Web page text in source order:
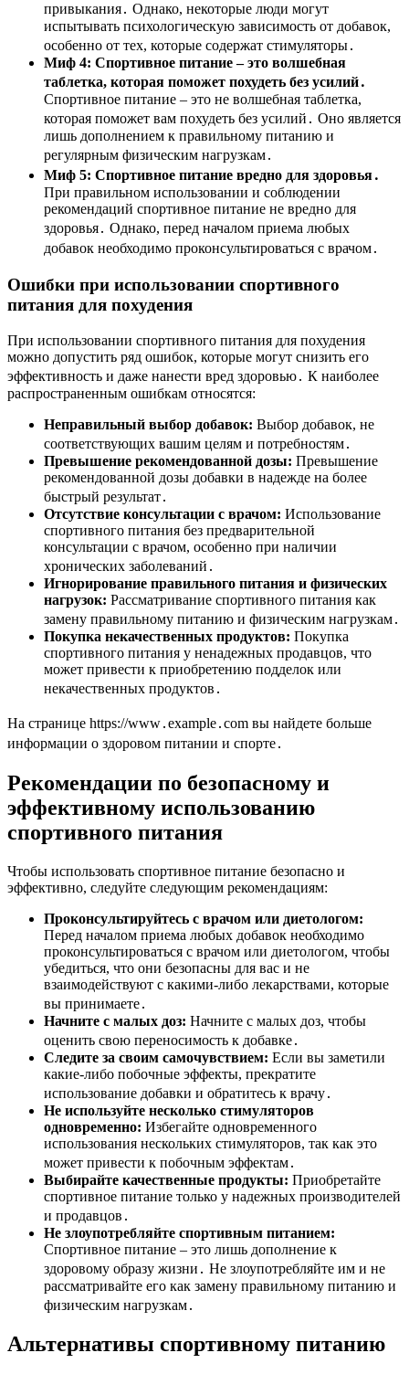
привыкания․ Однако, некоторые люди могут
испытывать психологическую зависимость от добавок,
особенно от тех, которые содержат стимуляторы․
Миф 4: Спортивное питание – это волшебная
таблетка, которая поможет похудеть без усилий․
Спортивное питание – это не волшебная таблетка,
которая поможет вам похудеть без усилий․ Оно является
лишь дополнением к правильному питанию и
регулярным физическим нагрузкам․
Миф 5: Спортивное питание вредно для здоровья․
При правильном использовании и соблюдении
рекомендаций спортивное питание не вредно для
здоровья․ Однако, перед началом приема любых
добавок необходимо проконсультироваться с врачом․
Ошибки при использовании спортивного
питания для похудения
При использовании спортивного питания для похудения
можно допустить ряд ошибок, которые могут снизить его
эффективность и даже нанести вред здоровью․ К наиболее
распространенным ошибкам относятся:
Неправильный выбор добавок: Выбор добавок, не
соответствующих вашим целям и потребностям․
Превышение рекомендованной дозы: Превышение
рекомендованной дозы добавки в надежде на более
быстрый результат․
Отсутствие консультации с врачом: Использование
спортивного питания без предварительной
консультации с врачом, особенно при наличии
хронических заболеваний․
Игнорирование правильного питания и физических
нагрузок: Рассматривание спортивного питания как
замену правильному питанию и физическим нагрузкам․
Покупка некачественных продуктов: Покупка
спортивного питания у ненадежных продавцов, что
может привести к приобретению подделок или
некачественных продуктов․
На странице https://www․example․com вы найдете больше
информации о здоровом питании и спорте․
Рекомендации по безопасному и
эффективному использованию
спортивного питания
Чтобы использовать спортивное питание безопасно и
эффективно, следуйте следующим рекомендациям:
Проконсультируйтесь с врачом или диетологом:
Перед началом приема любых добавок необходимо
проконсультироваться с врачом или диетологом, чтобы
убедиться, что они безопасны для вас и не
взаимодействуют с какими-либо лекарствами, которые
вы принимаете․
Начните с малых доз: Начните с малых доз, чтобы
оценить свою переносимость к добавке․
Следите за своим самочувствием: Если вы заметили
какие-либо побочные эффекты, прекратите
использование добавки и обратитесь к врачу․
Не используйте несколько стимуляторов
одновременно: Избегайте одновременного
использования нескольких стимуляторов, так как это
может привести к побочным эффектам․
Выбирайте качественные продукты: Приобретайте
спортивное питание только у надежных производителей
и продавцов․
Не злоупотребляйте спортивным питанием:
Спортивное питание – это лишь дополнение к
здоровому образу жизни․ Не злоупотребляйте им и не
рассматривайте его как замену правильному питанию и
физическим нагрузкам․
Альтернативы спортивному питанию